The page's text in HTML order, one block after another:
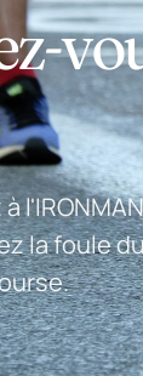
la foule